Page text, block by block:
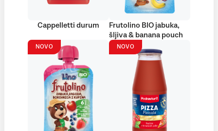
Cappelletti durum
Frutolino BIO jabuka,
šljiva & banana pouch
NOVO NOVO